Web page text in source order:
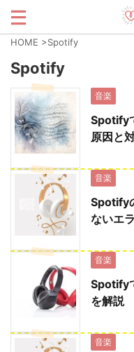
HOME >Spotify
Spotify
音楽
Spotify
原因と
音楽
Spotify
ないエ
音楽
Spotify
を解説
音楽